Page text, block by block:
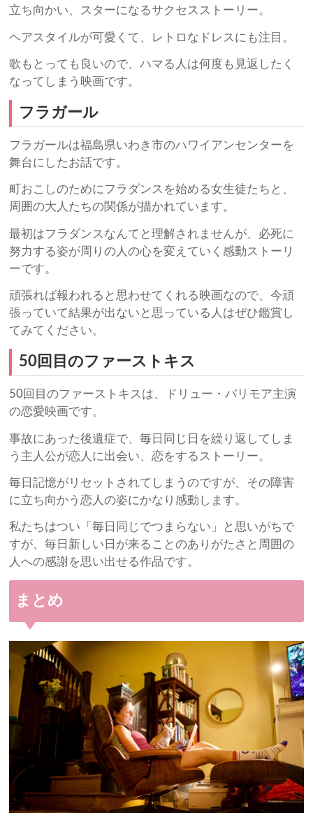
立ち向かい、スターになるサクセスストーリー。
ヘアスタイルが可愛くて、レトロなドレスにも注目。
歌もとっても良いので、ハマる人は何度も見返したく
なってしまう映画です。
フラガール
フラガールは福島県いわき市のハワイアンセンターを
舞台にしたお話です。
町おこしのためにフラダンスを始める女生徒たちと、
周囲の大人たちの関係が描かれています。
最初はフラダンスなんてと理解されませんが、必死に
努力する姿が周りの人の心を変えていく感動ストーリ
ーです。
頑張れば報われると思わせてくれる映画なので、今頑
張っていて結果が出ないと思っている人はぜひ鑑賞し
てみてください。
50回目のファーストキス
50回目のファーストキスは、ドリュー・バリモア主演
の恋愛映画です。
事故にあった後遺症で、毎日同じ日を繰り返してしま
う主人公が恋人に出会い、恋をするストーリー。
毎日記憶がリセットされてしまうのですが、その障害
に立ち向かう恋人の姿にかなり感動します。
私たちはつい「毎日同じでつまらない」と思いがちで
すが、毎日新しい日が来ることのありがたさと周囲の
人への感謝を思い出せる作品です。
まとめ